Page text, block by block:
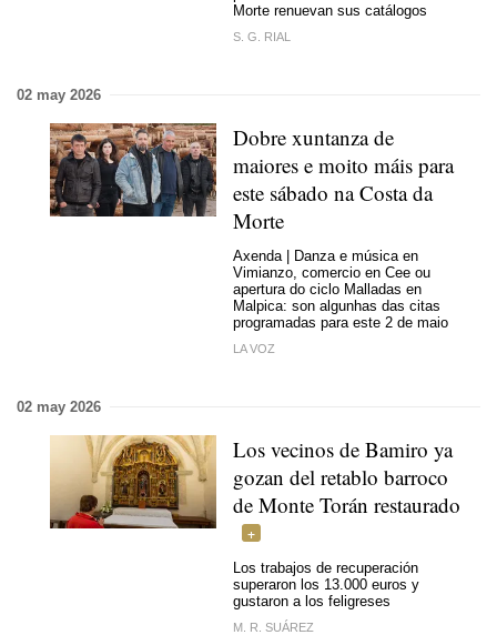
Morte renuevan sus catálogos
S. G. RIAL
02 may 2026
Dobre xuntanza de
maiores e moito máis para
este sábado na Costa da
Morte
Axenda | Danza e música en
Vimianzo, comercio en Cee ou
apertura do ciclo Malladas en
Malpica: son algunhas das citas
programadas para este 2 de maio
LA VOZ
02 may 2026
Los vecinos de Bamiro ya
gozan del retablo barroco
de Monte Torán restaurado
Los trabajos de recuperación
superaron los 13.000 euros y
gustaron a los feligreses
M. R. SUÁREZ